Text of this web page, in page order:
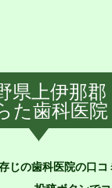
県上伊那郡
た歯科医院
じの歯科医院の口コ